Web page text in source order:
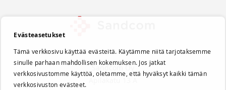
Sandcom Oy
Evästeasetukset
Tämä verkkosivu käyttää evästeitä. Käytämme niitä tarjotaksemme
sinulle parhaan mahdollisen kokemuksen. Jos jatkat
verkkosivustomme käyttöä, oletamme, että hyväksyt kaikki tämän
verkkosivuston evästeet.